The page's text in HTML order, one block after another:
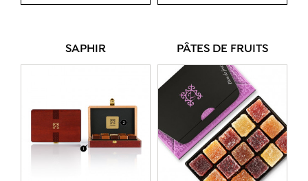
SAPHIR PÂTES DE FRUITS